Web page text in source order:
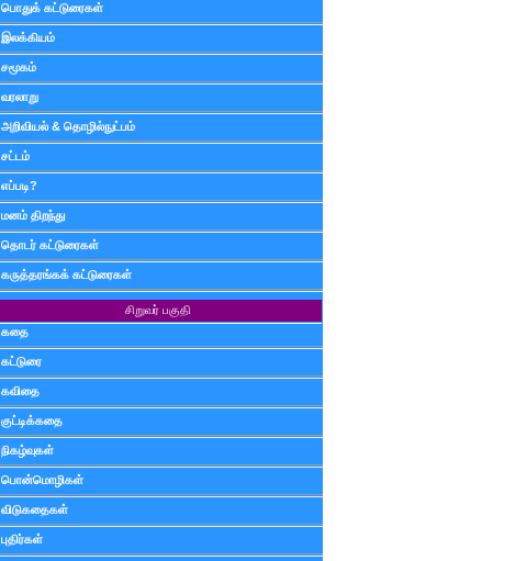
பொதுக் கட்டுரைகள்
இலக்கியம்
சமூகம்
வரலாறு
அறிவியல் & தொழில்நுட்பம்
சட்டம்
எப்படி?
மனம் திறந்து
தொடர் கட்டுரைகள்
கருத்தரங்கக் கட்டுரைகள்
சிறுவர் பகுதி
கதை
கட்டுரை
கவிதை
குட்டிக்கதை
நிகழ்வுகள்
பொன்மொழிகள்
விடுகதைகள்
புதிர்கள்